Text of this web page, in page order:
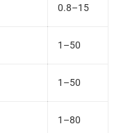
0.8–15
1–50
1–50
1–80